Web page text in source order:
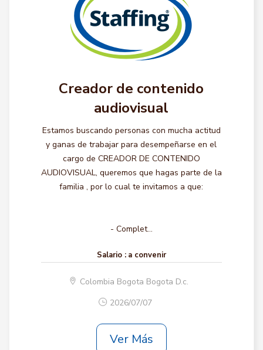
Creador de contenido
audiovisual
Estamos buscando personas con mucha actitud
y ganas de trabajar para desempeñarse en el
cargo de CREADOR DE CONTENIDO
AUDIOVISUAL, queremos que hagas parte de la
familia , por lo cual te invitamos a que:
- Complet...
Salario : a convenir
Colombia Bogota Bogota D.c.
2026/07/07
Ver Más